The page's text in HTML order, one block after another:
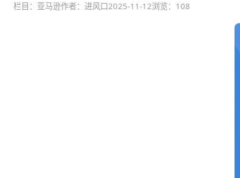
栏目：亚马逊作者：进风口2025-11-12浏览：108